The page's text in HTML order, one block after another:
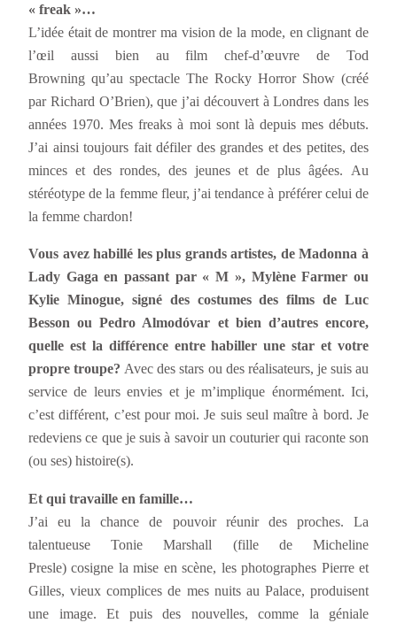
« freak »…
L’idée était de montrer ma vision de la mode, en clignant de
l’œil aussi bien au film chef-d’œuvre de Tod
Browning qu’au spectacle The Rocky Horror Show (créé
par Richard O’Brien), que j’ai découvert à Londres dans les
années 1970. Mes freaks à moi sont là depuis mes débuts.
J’ai ainsi toujours fait défiler des grandes et des petites, des
minces et des rondes, des jeunes et de plus âgées. Au
stéréotype de la femme fleur, j’ai tendance à préférer celui de
la femme chardon!
Vous avez habillé les plus grands artistes, de Madonna à
Lady Gaga en passant par « M », Mylène Farmer ou
Kylie Minogue, signé des costumes des films de Luc
Besson ou Pedro Almodóvar et bien d’autres encore,
quelle est la différence entre habiller une star et votre
propre troupe?Avec des stars ou des réalisateurs, je suis au
service de leurs envies et je m’implique énormément. Ici,
c’est différent, c’est pour moi. Je suis seul maître à bord. Je
redeviens ce que je suis à savoir un couturier qui raconte son
(ou ses) histoire(s).
Et qui travaille en famille…
J’ai eu la chance de pouvoir réunir des proches. La
talentueuse Tonie Marshall (fille de Micheline
Presle) cosigne la mise en scène, les photographes Pierre et
Gilles, vieux complices de mes nuits au Palace, produisent
une image. Et puis des nouvelles, comme la géniale